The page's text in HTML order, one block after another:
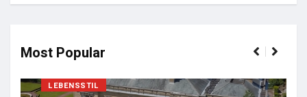
Most Popular
LEBENSSTIL